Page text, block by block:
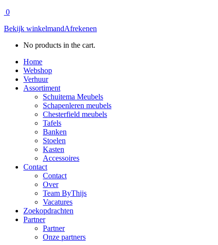
0
Bekijk winkelmandAfrekenen
No products in the cart.
Home
Webshop
Verhuur
Assortiment
Schuitema Meubels
Schapenleren meubels
Chesterfield meubels
Tafels
Banken
Stoelen
Kasten
Accessoires
Contact
Contact
Over
Team ByThijs
Vacatures
Zoekopdrachten
Partner
Partner
Onze partners